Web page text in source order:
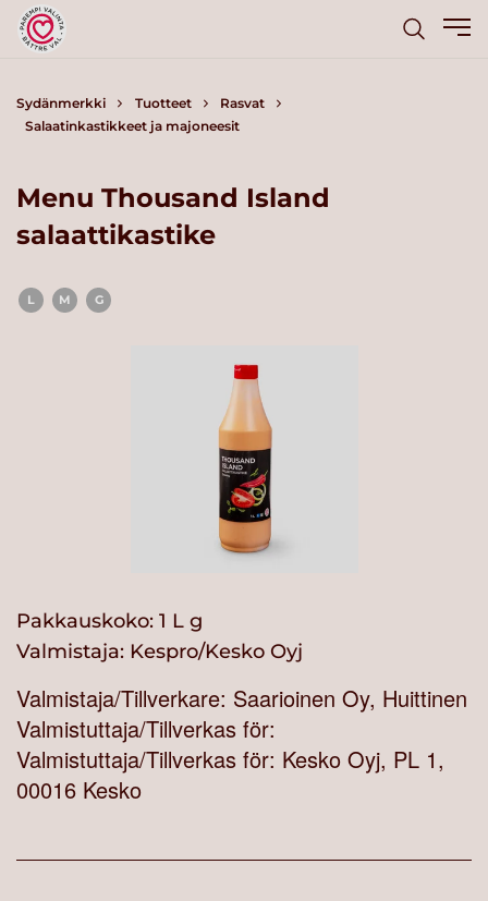
Sydänmerkki Tuotteet
Rasvat
Salaatinkastikkeet ja majoneesit
Menu Thousand Island
salaattikastike
L M G
Pakkauskoko: 1 L g
Valmistaja: Kespro/Kesko Oyj
Valmistaja/Tillverkare: Saarioinen Oy, Huittinen
Valmistuttaja/Tillverkas för:
Valmistuttaja/Tillverkas för: Kesko Oyj, PL 1,
00016 Kesko